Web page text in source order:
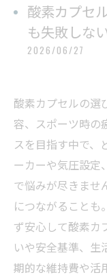
酸素カプセ
も失敗しな
2026/06/27
酸素カプセルの選
容、スポーツ時の
スを目指す中で、
ーカーや気圧設定
で悩みが尽きませ
につながることも
ず安心して酸素カ
いや安全基準、生
期的な維持費や活